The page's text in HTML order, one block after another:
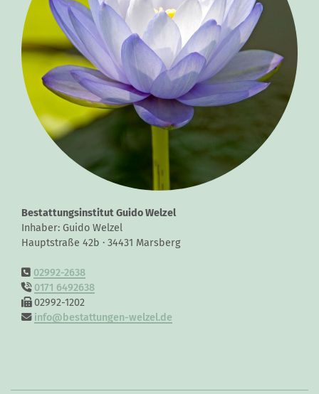
Bestattungsinstitut Guido Welzel
Inhaber: Guido Welzel
Hauptstraße 42b · 34431 Marsberg
02992-2638
0171 6492638
02992-1202
info@bestattungen-welzel.de